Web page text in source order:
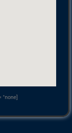
[RICH_REVIEWS_SNIPPET category = "none"]